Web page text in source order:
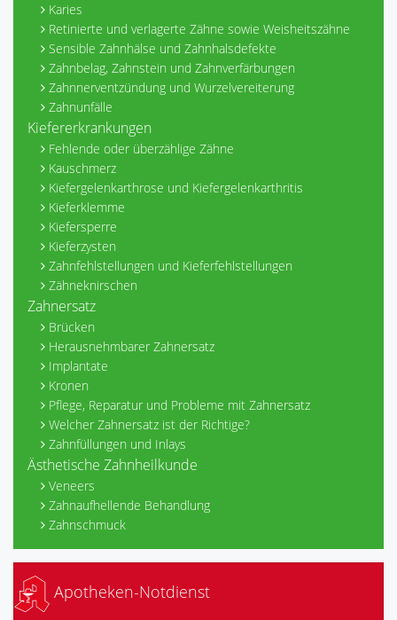
Karies
Retinierte und verlagerte Zähne sowie Weisheitszähne
Sensible Zahnhälse und Zahnhalsdefekte
Zahnbelag, Zahnstein und Zahnverfärbungen
Zahnnerventzündung und Wurzelvereiterung
Zahnunfälle
Kiefererkrankungen
Fehlende oder überzählige Zähne
Kauschmerz
Kiefergelenkarthrose und Kiefergelenkarthritis
Kieferklemme
Kiefersperre
Kieferzysten
Zahnfehlstellungen und Kieferfehlstellungen
Zähneknirschen
Zahnersatz
Brücken
Herausnehmbarer Zahnersatz
Implantate
Kronen
Pflege, Reparatur und Probleme mit Zahnersatz
Welcher Zahnersatz ist der Richtige?
Zahnfüllungen und Inlays
Ästhetische Zahnheilkunde
Veneers
Zahnaufhellende Behandlung
Zahnschmuck
Apotheken-Notdienst